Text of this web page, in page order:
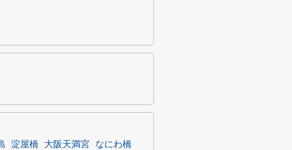
淀屋橋 大阪天満宮 なにわ橋